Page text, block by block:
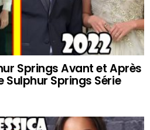
Springs Avant et Après
Sulphur Springs Série